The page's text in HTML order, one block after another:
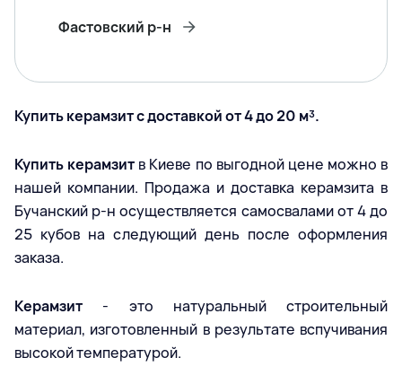
Купить керамзит с доставкой от 4 до 20 м³.
Купить керамзит в Киеве по выгодной цене можно в
нашей компании. Продажа и доставка керамзита в
Бучанский р-н осуществляется самосвалами от 4 до
25 кубов на следующий день после оформления
заказа.
Керамзит - это натуральный строительный
материал, изготовленный в результате вспучивания
высокой температурой.
Фастовский р-н